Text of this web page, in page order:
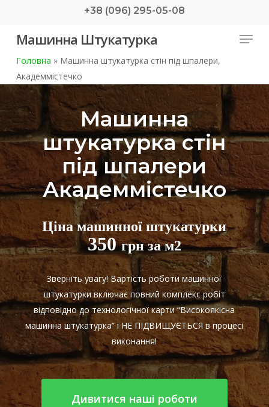
main
+38 (096) 295-05-08
Машинна Штукатурка Menu
Головна »Машинна штукатурка стін під шпалери,
Академмістечко
Машинна
штукатурка стін
під шпалери
Академмістечко
Ціна машинної штукатурки
350грн за м2
Зверніть увагу! Вартість роботи машинної
штукатурки включає повний комплекс робіт
відповідно до технологічної карти “Високоякісна
машинна штукатурка” і НЕ ПІДВИЩУЄТЬСЯ в процесі
виконання!
Дивитися наші роботи